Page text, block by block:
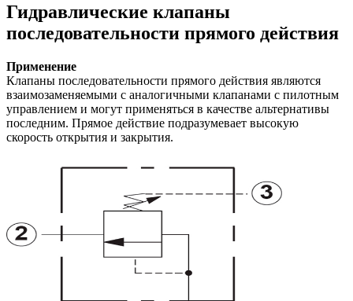
Гидравлические клапаны
последовательности прямого действия
Применение
Клапаны последовательности прямого действия являются
взаимозаменяемыми с аналогичными клапанами с пилотным
управлением и могут применяться в качестве альтернативы
последним. Прямое действие подразумевает высокую
скорость открытия и закрытия.